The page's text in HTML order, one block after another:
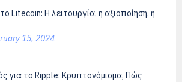
το Litecoin: Η λειτουργία, η αξιοποίηση, η
15, 2024
για το Ripple: Κρυπτονόμισμα, Πώς